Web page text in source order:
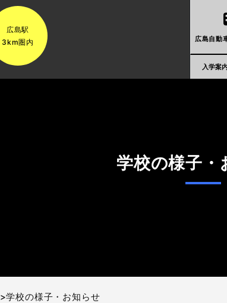
広島駅
3km圏内
広島自動
入学案
学校の様子・
>学校の様子・お知らせ